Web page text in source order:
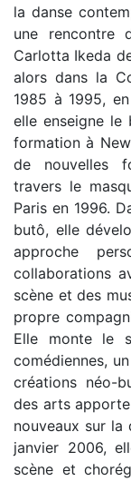
la danse
une rencontre
Carlotta Ikeda
alors dans la
1985 à 1995,
elle enseigne le
formation à
de nouvelles
travers le
Paris en 1996.
butô, elle
approche
collaborations
scène et des
propre
Elle monte le
comédiennes,
créations néo-
des arts
nouveaux sur la
janvier 2006,
scène et